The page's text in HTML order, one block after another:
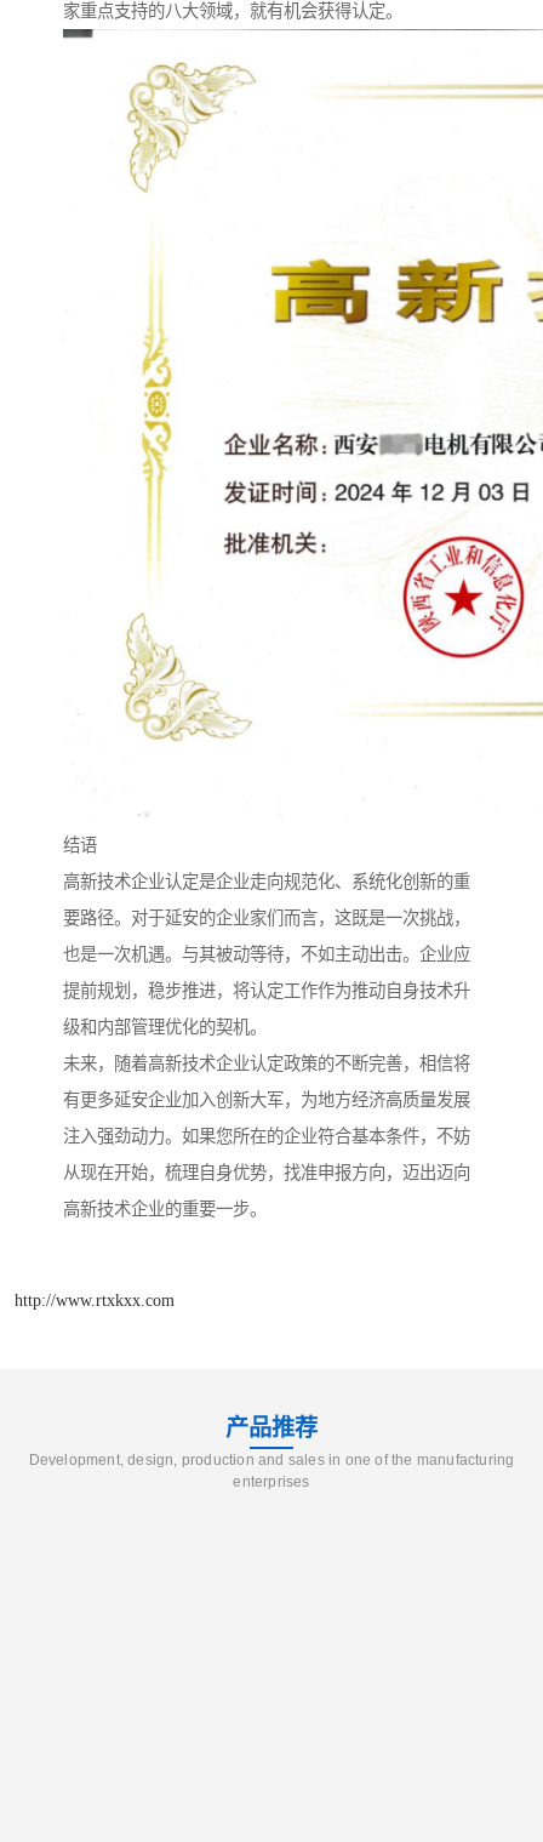
家重点支持的八大领域，就有机会获得认定。
结语
高新技术企业认定是企业走向规范化、系统化创新的重
要路径。对于延安的企业家们而言，这既是一次挑战，
也是一次机遇。与其被动等待，不如主动出击。企业应
提前规划，稳步推进，将认定工作作为推动自身技术升
级和内部管理优化的契机。
未来，随着高新技术企业认定政策的不断完善，相信将
有更多延安企业加入创新大军，为地方经济高质量发展
注入强劲动力。如果您所在的企业符合基本条件，不妨
从现在开始，梳理自身优势，找准申报方向，迈出迈向
高新技术企业的重要一步。
http://www.rtxkxx.com
产品推荐
Development, design, production and sales in one of the manufacturing
enterprises